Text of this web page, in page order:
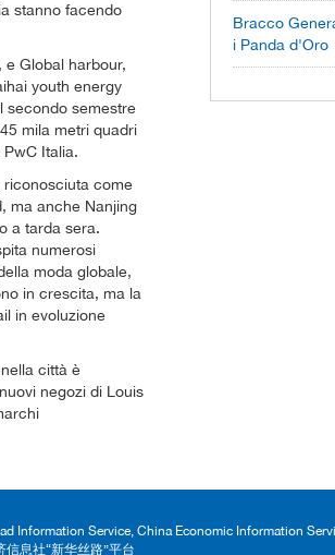
stanno facendo
e Global harbour,
youth energy
secondo semestre
mila metri quadri
Italia.
riconosciuta come
ma anche Nanjing
a tarda sera.
numerosi
moda globale,
in crescita, ma la
in evoluzione
città è
negozi di Louis
Bracco
i Panda d'Oro
Information Service, China Economic Information
息社“新华丝路”平台